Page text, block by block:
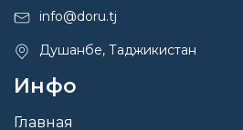
info@doru.tj
Душанбе, Таджикистан
Инфо
Главная